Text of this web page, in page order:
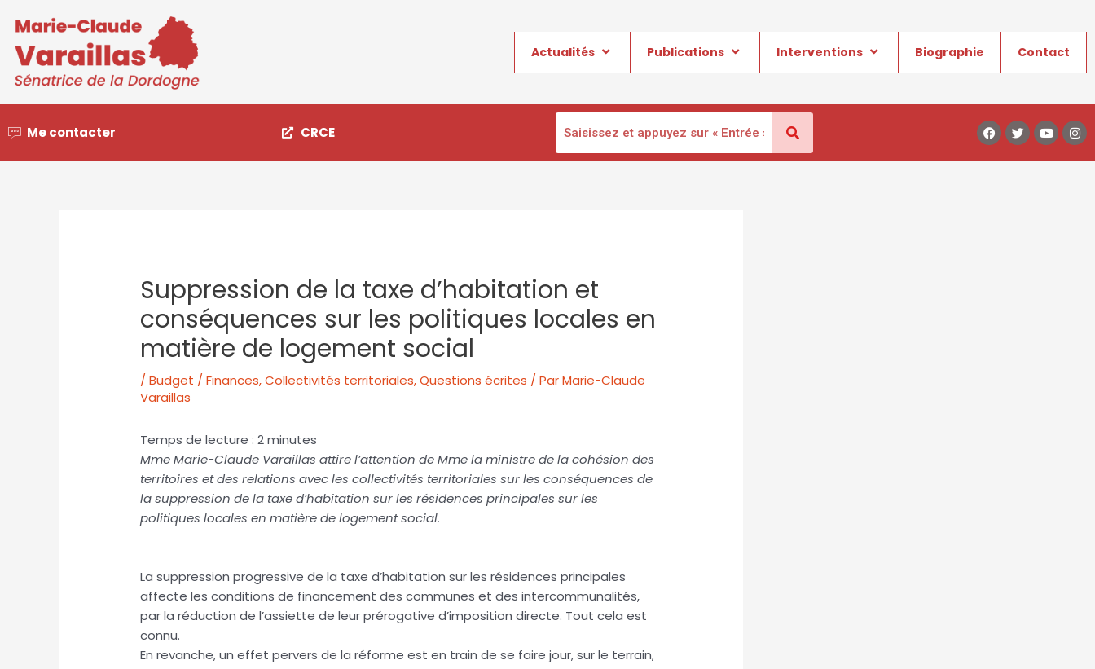
Actualités Publications Interventions Biographie Contact
Me contacter CRCE
Suppression de la taxe d’habitation et
conséquences sur les politiques locales en
matière de logement social
/Budget / Finances,Collectivités territoriales,Questions écrites / ParMarie-Claude
Varaillas
Temps de lecture :2minutes
Mme Marie-Claude Varaillas attire l’attention de Mme la ministre de la cohésion des
territoires et des relations avec les collectivités territoriales sur les conséquences de
la suppression de la taxe d’habitation sur les résidences principales sur les
politiques locales en matière de logement social.
La suppression progressive de la taxe d’habitation sur les résidences principales
affecte les conditions de financement des communes et des intercommunalités,
par la réduction de l’assiette de leur prérogative d’imposition directe. Tout cela est
connu.
En revanche, un effet pervers de la réforme est en train de se faire jour, sur le terrain,